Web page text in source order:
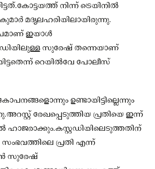
നിന്ന് ട്രെയിനിൽ
മദ്യലഹരിയിലായിരുന്നു.
ഇയാൾ
സുരേഷ് തന്നെയാണ്
റെയിൽവേ പോലീസ്
ഉണ്ടായിട്ടില്ലെന്നും
രേഖപ്പെടുത്തിയ പ്രതിയെ ഇന്ന്
ഹാജരാക്കും.കസ്റ്റഡിയിലെടുത്തതിന്
സംഭവത്തിലെ പ്രതി എന്ന്
സുരേഷ്